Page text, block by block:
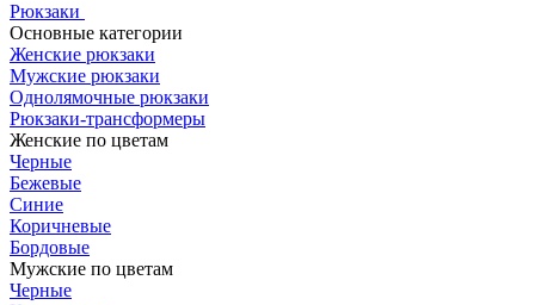
Рюкзаки
Основные категории
Женские рюкзаки
Мужские рюкзаки
Однолямочные рюкзаки
Рюкзаки-трансформеры
Женские по цветам
Черные
Бежевые
Синие
Коричневые
Бордовые
Мужские по цветам
Черные